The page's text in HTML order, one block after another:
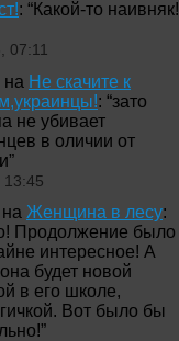
: “Какой-то наивняк!
07:11
на Не скачите к
: “зато
не убивает
в оличии от
”
13:45
на Женщина в лесу:
Продолжение было
интересное! А
будет новой
в его школе,
Вот было бы
”